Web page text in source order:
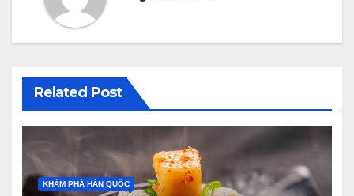
Related Post
KHÁM PHÁ HÀN QUỐC